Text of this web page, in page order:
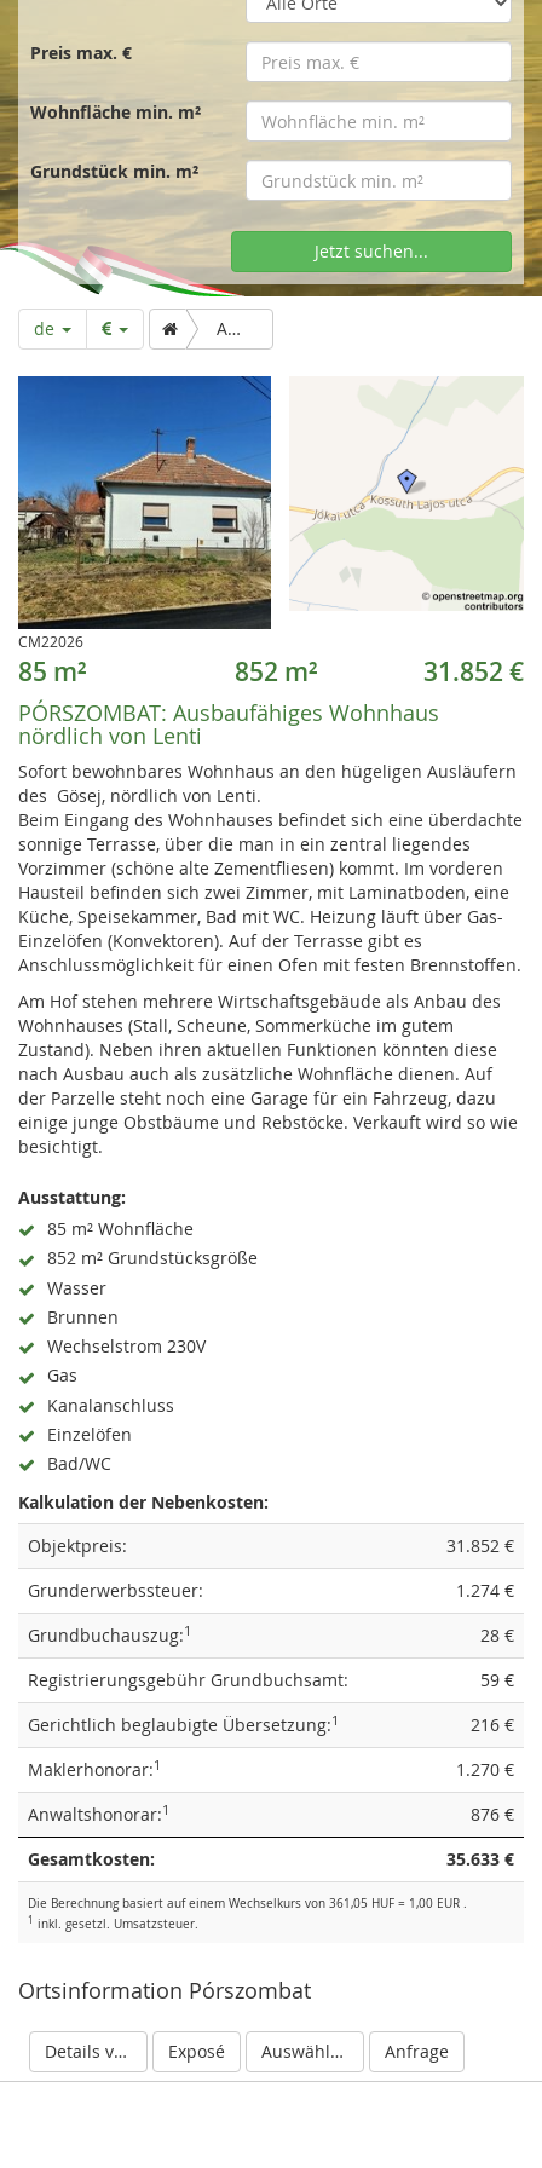
s
e
i
t
e
Preis max. €
Wohnfläche min. m²
Grundstück min. m²
Jetzt suchen...
de Ausbaufähiges Wohnhaus nördlich von Lenti
CM22026
85 m² 852 m² 31.852 €
PÓRSZOMBAT: Ausbaufähiges Wohnhaus
nördlich von Lenti
Sofort bewohnbares Wohnhaus an den hügeligen Ausläufern
des Gösej, nördlich von Lenti.
Beim Eingang des Wohnhauses befindet sich eine überdachte
sonnige Terrasse, über die man in ein zentral liegendes
Vorzimmer (schöne alte Zementfliesen) kommt. Im vorderen
Hausteil befinden sich zwei Zimmer, mit Laminatboden, eine
Küche, Speisekammer, Bad mit WC. Heizung läuft über Gas-
Einzelöfen (Konvektoren). Auf der Terrasse gibt es
Anschlussmöglichkeit für einen Ofen mit festen Brennstoffen.
Am Hof stehen mehrere Wirtschaftsgebäude als Anbau des
Wohnhauses (Stall, Scheune, Sommerküche im gutem
Zustand). Neben ihren aktuellen Funktionen könnten diese
nach Ausbau auch als zusätzliche Wohnfläche dienen. Auf
der Parzelle steht noch eine Garage für ein Fahrzeug, dazu
einige junge Obstbäume und Rebstöcke. Verkauft wird so wie
besichtigt.
Ausstattung:
85 m² Wohnfläche
852 m² Grundstücksgröße
Wasser
Brunnen
Wechselstrom 230V
Gas
Kanalanschluss
Einzelöfen
Bad/WC
Kalkulation der Nebenkosten:
Objektpreis:
31.852 €
Grunderwerbssteuer:
1.274 €
Grundbuchauszug:1
28 €
Registrierungsgebühr Grundbuchsamt:
59 €
Gerichtlich beglaubigte Übersetzung:1
216 €
Maklerhonorar:1
1.270 €
Anwaltshonorar:1
876 €
Gesamtkosten:
35.633 €
Die Berechnung basiert auf einem Wechselkurs von 361,05 HUF = 1,00 EUR .
1 inkl. gesetzl. Umsatzsteuer.
Ortsinformation Pórszombat
Details verbergen Exposé Auswählen Anfrage